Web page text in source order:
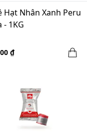
Hạt Nhân Xanh Peru
- 1KG
₫